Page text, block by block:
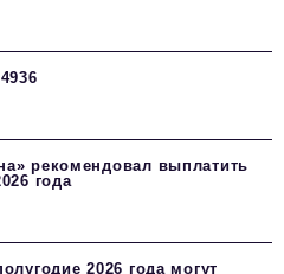
рекомендовал выплатить
года
2026 года могут